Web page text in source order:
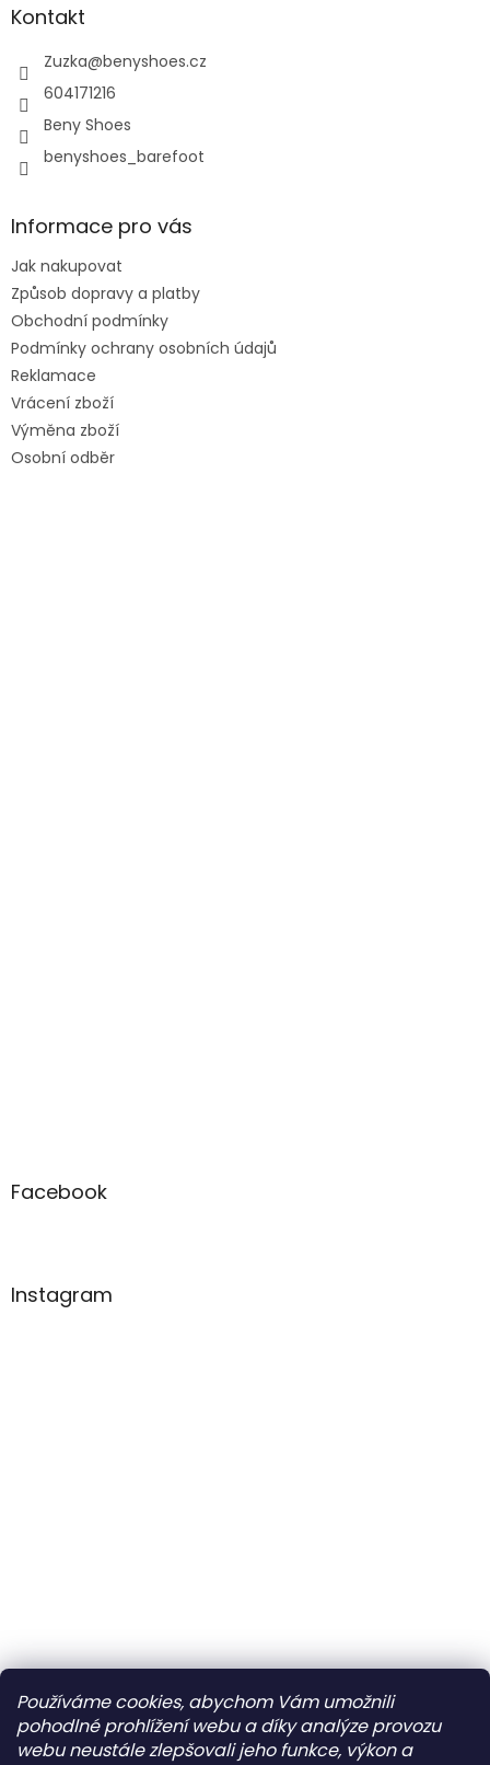
Používáme cookies, abychom Vám umožnili
pohodlné prohlížení webu a díky analýze provozu
webu neustále zlepšovali jeho funkce, výkon a
aKontakt
Zuzka@benyshoes.cz
604171216
Beny Shoes
benyshoes_barefoot
Informace pro vás
Jak nakupovat
Způsob dopravy a platby
Obchodní podmínky
Podmínky ochrany osobních údajů
Reklamace
Vrácení zboží
Výměna zboží
Osobní odběr
Facebook
Instagram
Vytvořil Shoptet
Út
10:00–12:00 • 14:00–18:00
St
10:00–12:00 • 14:00–18:00
Čt
10:00–12:00 • 14:00–18:00